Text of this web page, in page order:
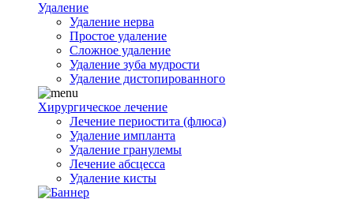
Удаление
Удаление нерва
Простое удаление
Сложное удаление
Удаление зуба мудрости
Удаление дистопированного
Хирургическое лечение
Лечение периостита (флюса)
Удаление импланта
Удаление гранулемы
Лечение абсцесса
Удаление кисты